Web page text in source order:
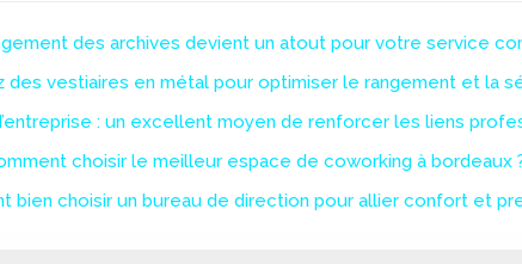
des archives devient un atout pour votre service
des vestiaires en métal pour optimiser le rangement et la
: un excellent moyen de renforcer les liens
choisir le meilleur espace de coworking à bordeaux
bien choisir un bureau de direction pour allier confort et